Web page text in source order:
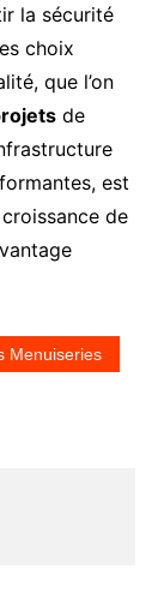
la sécurité
choix
que l’on
de
est
de
Menuiseries